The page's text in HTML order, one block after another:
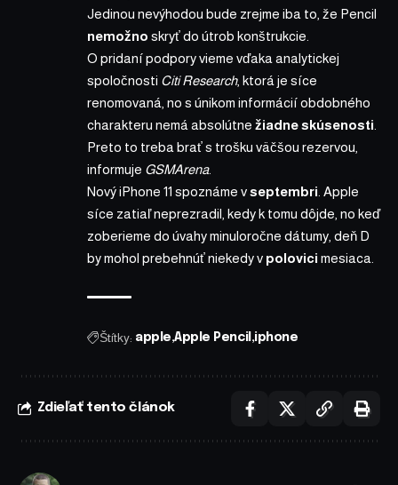
Jedinou nevýhodou bude zrejme iba to, že Pencil
nemožno skryť do útrob konštrukcie.
O pridaní podporyvieme vďaka analytickej
spoločnosti Citi Research, ktorá je síce
renomovaná, no s únikom informácií obdobného
charakteru nemá absolútne žiadne skúsenosti
Preto to treba brať s trošku väčšou rezervou,
informuje GSMArena.
Nový iPhone 11 spoznáme vseptembri . Apple
síce zatiaľ neprezradil, kedy k tomu dôjde, no keď
zoberieme do úvahy minuloročne dátumy, deň D
by mohol prebehnúť niekedy v polovici mesiaca.
Štítky: apple Apple Pencil iphone
Zdieľať tento článok